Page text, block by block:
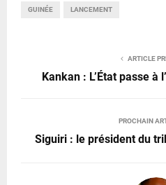
GUINÉE LANCEMENT
ARTICLE
Kankan : L’État passe à
PROCHAIN
Siguiri : le président du